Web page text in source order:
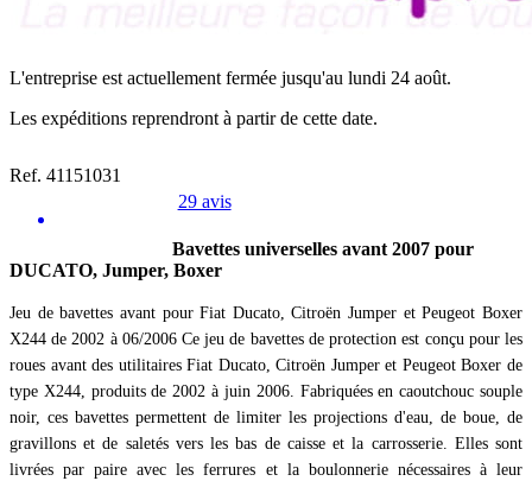
L'entreprise est actuellement fermée jusqu'au lundi 24 août.
Les expéditions reprendront à partir de cette date.
Ref. 41151031
29 avis
Bavettes universelles avant 2007 pour
DUCATO, Jumper, Boxer
Jeu de bavettes avant pour Fiat Ducato, Citroën Jumper et Peugeot Boxer
X244 de 2002 à 06/2006 Ce jeu de bavettes de protection est conçu pour les
roues avant des utilitaires Fiat Ducato, Citroën Jumper et Peugeot Boxer de
type X244, produits de 2002 à juin 2006. Fabriquées en caoutchouc souple
noir, ces bavettes permettent de limiter les projections d'eau, de boue, de
gravillons et de saletés vers les bas de caisse et la carrosserie. Elles sont
livrées par paire avec les ferrures et la boulonnerie nécessaires à leur